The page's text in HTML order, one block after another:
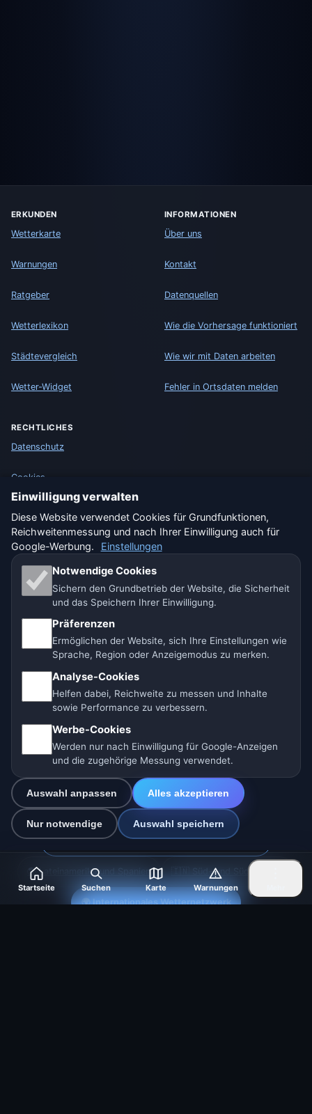
ERKUNDEN
Wetterkarte
Warnungen
Ratgeber
Wetterlexikon
Städtevergleich
Wetter-Widget
INFORMATIONEN
Über uns
Kontakt
Datenquellen
Wie die Vorhersage funktioniert
Wie wir mit Daten arbeiten
Fehler in Ortsdaten melden
RECHTLICHES
Datenschutz
Cookies
Haftungsausschluss
Impressum
Wir helfen Tieren
🇩🇪 Wetter Deutschland
🇨🇭 Wetter Schweiz
Unsere Wetterseiten:
🇨🇿 Tschechien 🇭🇷 Kroatien 🇧🇬 Bulgarien
🇩🇪🇦🇹🇨🇭 Deutschland / Österreich / Schweiz
🌎 Lateinamerika und Spanien 🇮🇳 Süd- und Südostasien
🌍 Internationales Wetternetzwerk
Startseite Suchen Karte Warnungen
Einwilligung verwalten
Diese Website verwendet Cookies für Grundfunktionen,
Reichweitenmessung und nach Ihrer Einwilligung auch für
Google-Werbung.
Einstellungen
Notwendige Cookies
Sichern den Grundbetrieb der Website, die Sicherheit
und das Speichern Ihrer Einwilligung.
Präferenzen
Ermöglichen der Website, sich Ihre Einstellungen wie
Sprache, Region oder Anzeigemodus zu merken.
Analyse-Cookies
Helfen dabei, Reichweite zu messen und Inhalte
sowie Performance zu verbessern.
Werbe-Cookies
Werden nur nach Einwilligung für Google-Anzeigen
und die zugehörige Messung verwendet.
Auswahl anpassen Alles akzeptieren
Nur notwendige Auswahl speichern